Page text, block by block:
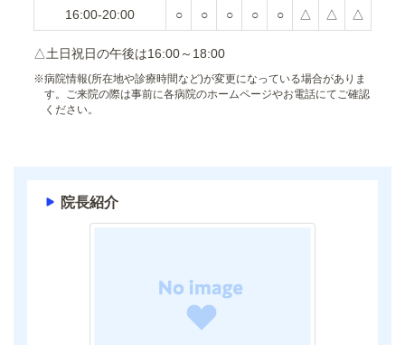
16:00-20:00 ○ ○ ○ ○ ○ △ △ △
△土日祝日の午後は16:00～18:00
※病院情報(所在地や診療時間など)が変更になっている場合がありま
す。ご来院の際は事前に各病院のホームページやお電話にてご確認
ください。
院長紹介